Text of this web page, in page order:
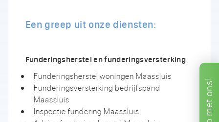
met
ons!
Een greep uit onze diensten:
Funderingsherstel en funderingsversterking
Funderingsherstel woningen Maassluis
Funderingsversterking bedrijfspand
Maassluis
Inspectie fundering Maassluis